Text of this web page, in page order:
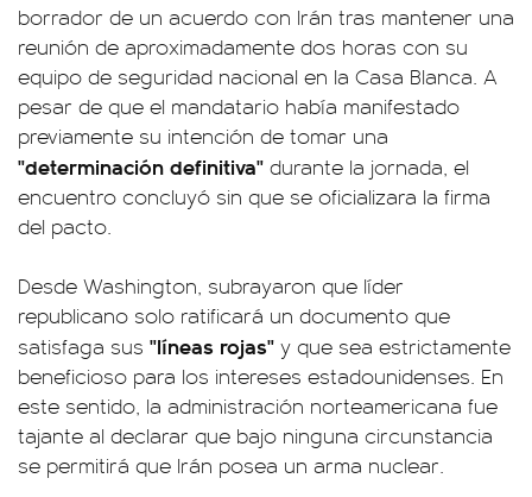
borrador de un acuerdo con Irán tras mantener una
reunión de aproximadamente dos horas con su
equipo de seguridad nacional en la Casa Blanca. A
pesar de que el mandatario había manifestado
previamente su intención de tomar una
"determinación definitiva" durante la jornada, el
encuentro concluyó sin que se oficializara la firma
del pacto.
Desde Washington, subrayaron que líder
republicano solo ratificará un documento que
satisfaga sus "líneas rojas" y que sea estrictamente
beneficioso para los intereses estadounidenses. En
este sentido, la administración norteamericana fue
tajante al declarar que bajo ninguna circunstancia
se permitirá que Irán posea un arma nuclear.